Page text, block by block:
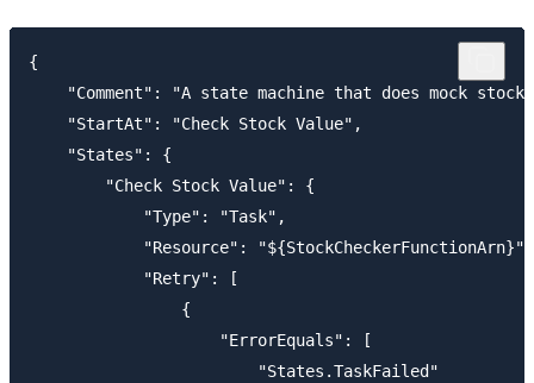
{
"Comment": "A state machine that does mock stock
    "StartAt": "Check Stock Value",
    "States": {
        "Check Stock Value": {
            "Type": "Task",
            "Resource": "${StockCheckerFunctionArn}",
            "Retry": [
                {
                    "ErrorEquals": [
                        "States.TaskFailed"